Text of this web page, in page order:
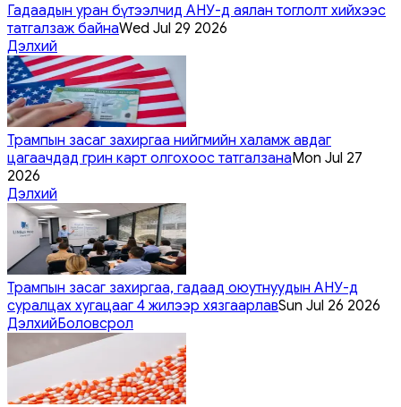
Гадаадын уран бүтээлчид АНУ-д аялан тоглолт хийхээс
татгалзаж байнаWed Jul 29 2026
Дэлхий
Трампын засаг захиргаа нийгмийн халамж авдаг
цагаачдад грин карт олгохоос татгалзанаMon Jul 27
2026
Дэлхий
Трампын засаг захиргаа, гадаад оюутнуудын АНУ-д
суралцах хугацааг 4 жилээр хязгаарлавSun Jul 26 2026
ДэлхийБоловсрол